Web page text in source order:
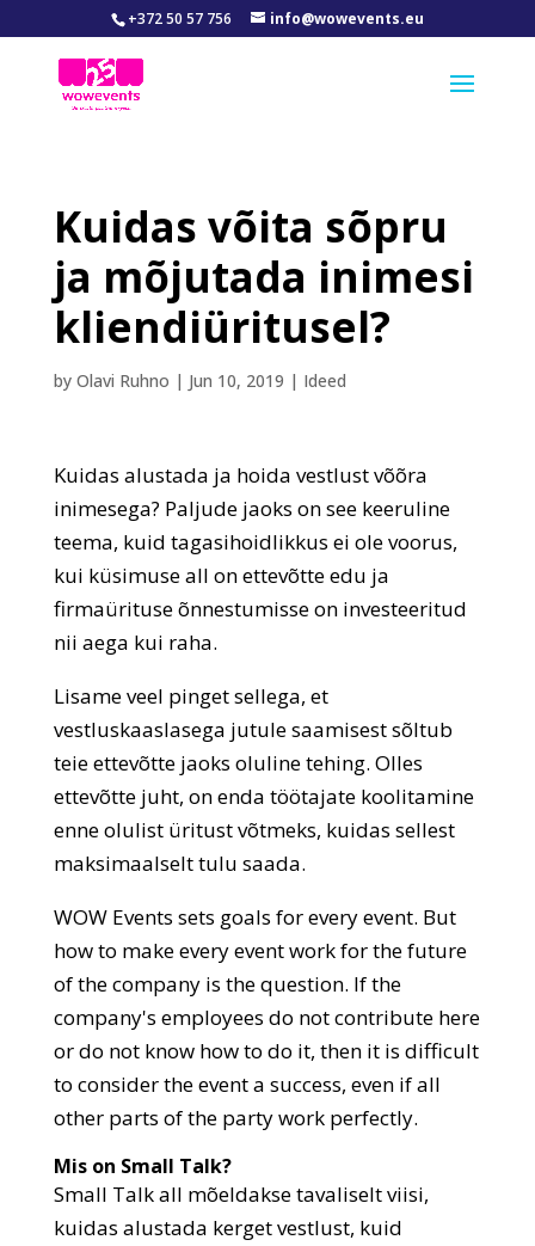
+372 50 57 756 info@wowevents.eu
Kuidas võita sõpru
ja mõjutada inimesi
kliendiüritusel?
by Olavi Ruhno | Jun 10, 2019 | Ideed
Kuidas alustada ja hoida vestlust võõra
inimesega? Paljude jaoks on see keeruline
teema, kuid tagasihoidlikkus ei ole voorus,
kui küsimuse all on ettevõtte edu ja
firmaürituse õnnestumisse on investeeritud
nii aega kui raha.
Lisame veel pinget sellega, et
vestluskaaslasega jutule saamisest sõltub
teie ettevõtte jaoks oluline tehing. Olles
ettevõtte juht, on enda töötajate koolitamine
enne olulist üritust võtmeks, kuidas sellest
maksimaalselt tulu saada.
WOW Events sets goals for every event. But
how to make every event work for the future
of the company is the question. If the
company's employees do not contribute here
or do not know how to do it, then it is difficult
to consider the event a success, even if all
other parts of the party work perfectly.
Mis on Small Talk?
Small Talk all mõeldakse tavaliselt viisi,
kuidas alustada kerget vestlust, kuid